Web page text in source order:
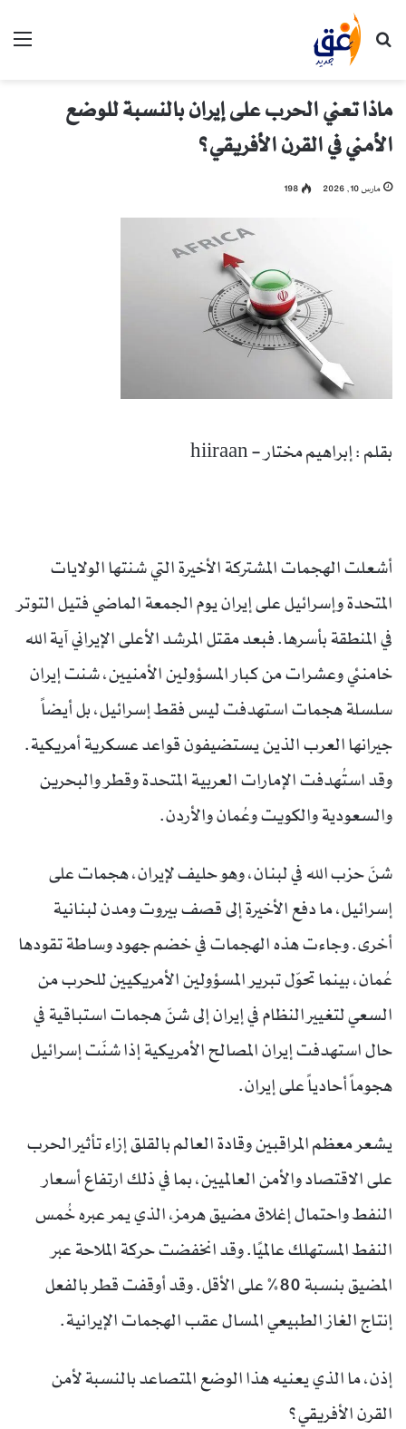
بحث عن
ماذا تعني الحرب على إيران بالنسبة للوضع
الأمني في القرن الأفريقي؟
مارس 10, 2026 198
بقلم : إبراهيم مختار – hiiraan
أشعلت الهجمات المشتركة الأخيرة التي شنتها الولايات
المتحدة وإسرائيل على إيران يوم الجمعة الماضي فتيل التوتر
في المنطقة بأسرها. فبعد مقتل المرشد الأعلى الإيراني آية الله
خامنئي وعشرات من كبار المسؤولين الأمنيين، شنت إيران
سلسلة هجمات استهدفت ليس فقط إسرائيل، بل أيضاً
جيرانها العرب الذين يستضيفون قواعد عسكرية أمريكية.
وقد استُهدفت الإمارات العربية المتحدة وقطر والبحرين
والسعودية والكويت وعُمان والأردن.
شنّ حزب الله في لبنان، وهو حليف لإيران، هجمات على
إسرائيل، ما دفع الأخيرة إلى قصف بيروت ومدن لبنانية
أخرى. وجاءت هذه الهجمات في خضم جهود وساطة تقودها
عُمان، بينما تحوّل تبرير المسؤولين الأمريكيين للحرب من
السعي لتغيير النظام في إيران إلى شنّ هجمات استباقية في
حال استهدفت إيران المصالح الأمريكية إذا شنّت إسرائيل
هجوماً أحادياً على إيران.
يشعر معظم المراقبين وقادة العالم بالقلق إزاء تأثير الحرب
على الاقتصاد والأمن العالميين، بما في ذلك ارتفاع أسعار
النفط واحتمال إغلاق مضيق هرمز، الذي يمر عبره خُمس
النفط المستهلك عالميًا. وقد انخفضت حركة الملاحة عبر
المضيق بنسبة 80% على الأقل. وقد أوقفت قطر بالفعل
إنتاج الغاز الطبيعي المسال عقب الهجمات الإيرانية.
إذن، ما الذي يعنيه هذا الوضع المتصاعد بالنسبة لأمن
القرن الأفريقي؟